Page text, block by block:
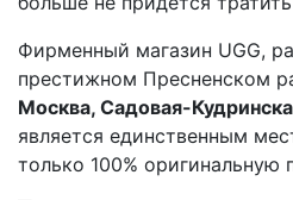
Фирменный магазин UGG,
престижном Пресненском
Москва, Садовая-
является единственным
только 100% оригинальную